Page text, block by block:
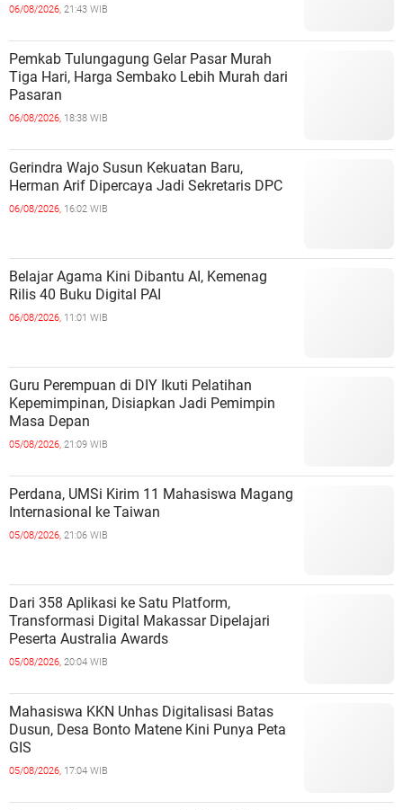
06/08/2026, 21:43 WIB
Pemkab Tulungagung Gelar Pasar Murah
Tiga Hari, Harga Sembako Lebih Murah dari
Pasaran
06/08/2026, 18:38 WIB
Gerindra Wajo Susun Kekuatan Baru,
Herman Arif Dipercaya Jadi Sekretaris DPC
06/08/2026, 16:02 WIB
Belajar Agama Kini Dibantu AI, Kemenag
Rilis 40 Buku Digital PAI
06/08/2026, 11:01 WIB
Guru Perempuan di DIY Ikuti Pelatihan
Kepemimpinan, Disiapkan Jadi Pemimpin
Masa Depan
05/08/2026, 21:09 WIB
Perdana, UMSi Kirim 11 Mahasiswa Magang
Internasional ke Taiwan
05/08/2026, 21:06 WIB
Dari 358 Aplikasi ke Satu Platform,
Transformasi Digital Makassar Dipelajari
Peserta Australia Awards
05/08/2026, 20:04 WIB
Mahasiswa KKN Unhas Digitalisasi Batas
Dusun, Desa Bonto Matene Kini Punya Peta
GIS
05/08/2026, 17:04 WIB